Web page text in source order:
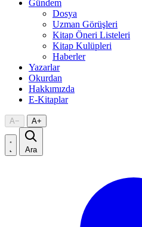
Gündem
Dosya
Uzman Görüşleri
Kitap Öneri Listeleri
Kitap Kulüpleri
Haberler
Yazarlar
Okurdan
Hakkımızda
E-Kitaplar
A− A+
Ara